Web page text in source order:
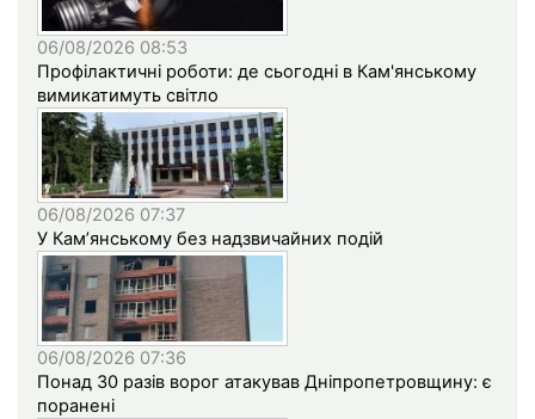
06/08/2026 08:53
Профілактичні роботи: де сьогодні в Кам'янському
вимикатимуть світло
06/08/2026 07:37
У Кам’янському без надзвичайних подій
06/08/2026 07:36
Понад 30 разів ворог атакував Дніпропетровщину: є
поранені